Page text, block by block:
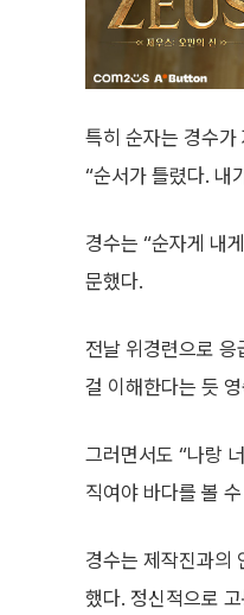
특히 순자는 경수가
“순서가 틀렸다. 내
경수는 “순자게 내
문했다.
전날 위경련으로
걸 이해한다는 듯
그러면서도 “나랑
직여야 바다를 볼
경수는 제작진과의
했다. 정신적으로